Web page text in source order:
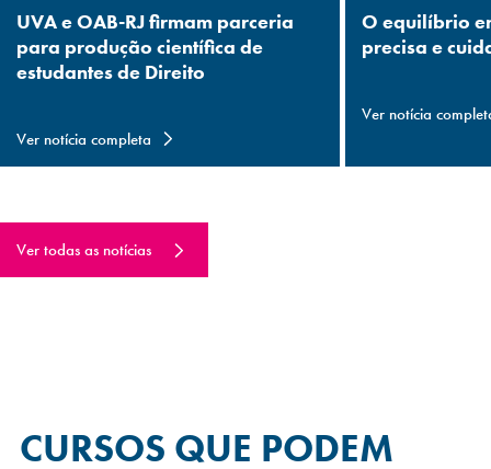
UVA e OAB-RJ firmam parceria
para produção científica de
estudantes de Direito
Ver notícia completa
O equilíbrio
precisa e
Ver notícia
Ver todas as notícias
CURSOS QUE PODEM